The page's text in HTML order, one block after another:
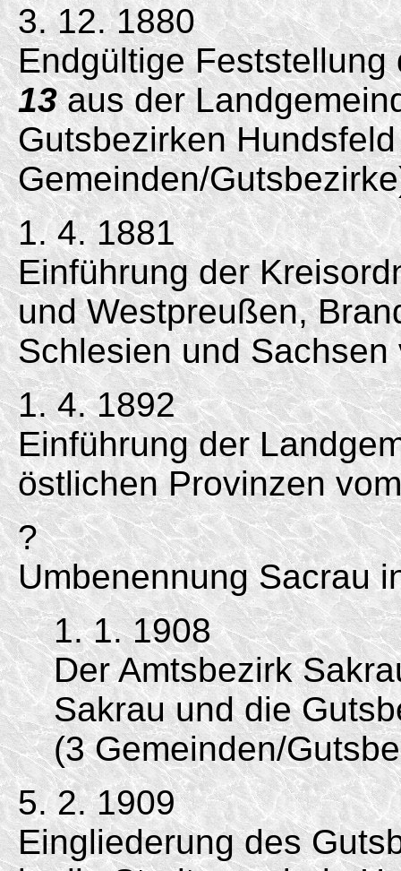
3. 12. 1880
Endgültige
13aus der
Gutsbezirken
Gemeinden/
1. 4. 1881
Einführung der
und Westpreußen,
Schlesien und
1. 4. 1892
Einführung der
östlichen Provinzen
?
Umbenennung Sacrau
1. 1. 1908
Der Amtsbezirk
Sakrau und die
(3 Gemeinden/
5. 2. 1909
Eingliederung des